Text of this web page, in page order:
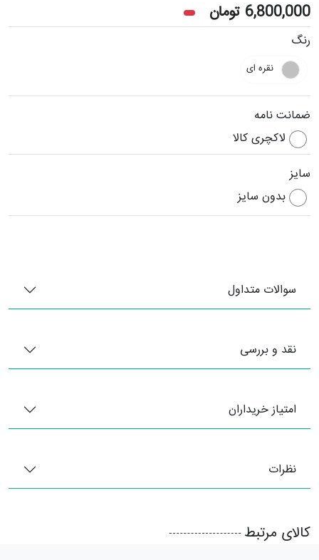
6,800,000 تومان
رنگ
نقره ای
ضمانت نامه
لاکچری کالا
سایز
بدون سایز
سوالات متداول
نقد و بررسی
امتیاز خریداران
نظرات
کالای مرتبط